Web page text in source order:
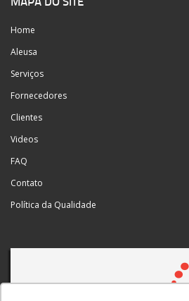
Home
Aleusa
Serviços
Fornecedores
Clientes
Videos
FAQ
Contato
Política da Qualidade